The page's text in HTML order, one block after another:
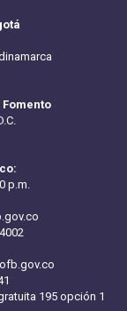
p.m.
195 opción 1